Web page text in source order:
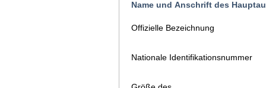
Name und Anschrift des
Offizielle Bezeichnung
Nationale Identifikationsnummer